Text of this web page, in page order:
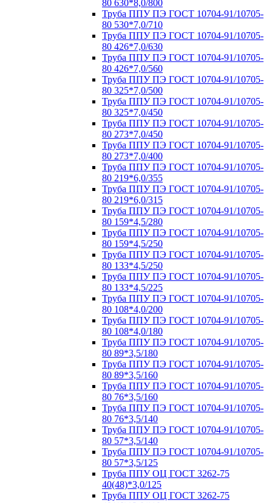
80 630*8,0/800
Труба ППУ ПЭ ГОСТ 10704-91/10705-
80 530*7,0/710
Труба ППУ ПЭ ГОСТ 10704-91/10705-
80 426*7,0/630
Труба ППУ ПЭ ГОСТ 10704-91/10705-
80 426*7,0/560
Труба ППУ ПЭ ГОСТ 10704-91/10705-
80 325*7,0/500
Труба ППУ ПЭ ГОСТ 10704-91/10705-
80 325*7,0/450
Труба ППУ ПЭ ГОСТ 10704-91/10705-
80 273*7,0/450
Труба ППУ ПЭ ГОСТ 10704-91/10705-
80 273*7,0/400
Труба ППУ ПЭ ГОСТ 10704-91/10705-
80 219*6,0/355
Труба ППУ ПЭ ГОСТ 10704-91/10705-
80 219*6,0/315
Труба ППУ ПЭ ГОСТ 10704-91/10705-
80 159*4,5/280
Труба ППУ ПЭ ГОСТ 10704-91/10705-
80 159*4,5/250
Труба ППУ ПЭ ГОСТ 10704-91/10705-
80 133*4,5/250
Труба ППУ ПЭ ГОСТ 10704-91/10705-
80 133*4,5/225
Труба ППУ ПЭ ГОСТ 10704-91/10705-
80 108*4,0/200
Труба ППУ ПЭ ГОСТ 10704-91/10705-
80 108*4,0/180
Труба ППУ ПЭ ГОСТ 10704-91/10705-
80 89*3,5/180
Труба ППУ ПЭ ГОСТ 10704-91/10705-
80 89*3,5/160
Труба ППУ ПЭ ГОСТ 10704-91/10705-
80 76*3,5/160
Труба ППУ ПЭ ГОСТ 10704-91/10705-
80 76*3,5/140
Труба ППУ ПЭ ГОСТ 10704-91/10705-
80 57*3,5/140
Труба ППУ ПЭ ГОСТ 10704-91/10705-
80 57*3,5/125
Труба ППУ ОЦ ГОСТ 3262-75
40(48)*3,0/125
Труба ППУ ОЦ ГОСТ 3262-75